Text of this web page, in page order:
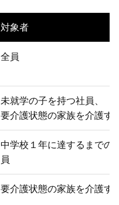
対象者
全員
未就学の子を持つ社員、
要介護状態の家族を介護す
中学校１年に達するまでの
員
要介護状態の家族を介護す